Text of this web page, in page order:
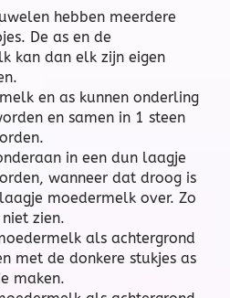
hebben meerdere
De as en de
kan dan elk zijn eigen
en as kunnen onderling
en samen in 1 steen
in een dun laagje
wanneer dat droog is
moedermelk over. Zo
zien.
als achtergrond
met de donkere stukjes as
maken.